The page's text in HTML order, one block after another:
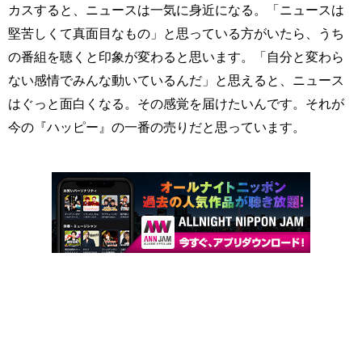
カスすると、ニュースは一気に身近になる。「ニュースは
堅苦しくて真面目なもの」と思っている方がいたら、うち
の番組を聴くと印象が変わると思います。「自分と変わら
ない感情でみんな動いているんだ」と思えると、ニュース
はぐっと面白くなる。その感覚を届けたいんです。それが
今の『ハッピー』の一番の売りだと思っています。